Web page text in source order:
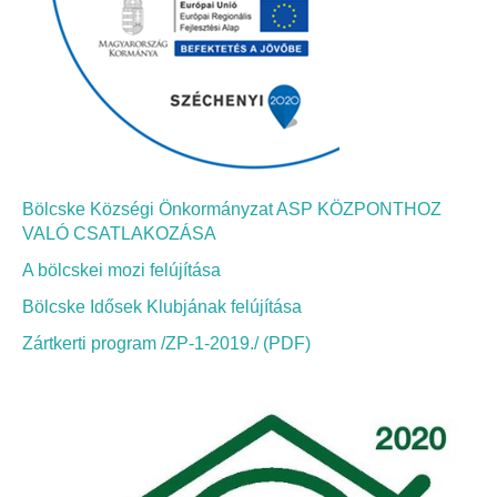
Bölcskei Néptánc Egyesület
Bölcskei Polgárőrség
Bölcskei Klímakör
HIVATAL
Szervezeti felépítés
Dokumentumok
Bölcske Községi Önkormányzat ASP KÖZPONTHOZ
VALÓ CSATLAKOZÁSA
A bölcskei mozi felújítása
Bölcske Idősek Klubjának felújítása
Zártkerti program /ZP-1-2019./ (PDF)